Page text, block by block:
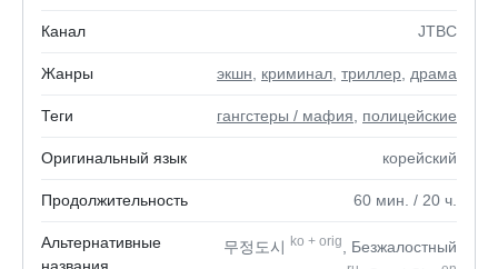
Канал JTBC
Жанры экшн криминал триллер драма
Теги гангстеры / мафия полицейские
Оригинальный язык корейский
Продолжительность 60 мин. / 20 ч.
Альтернативные
무정도시 ko + orig
, Безжалостный